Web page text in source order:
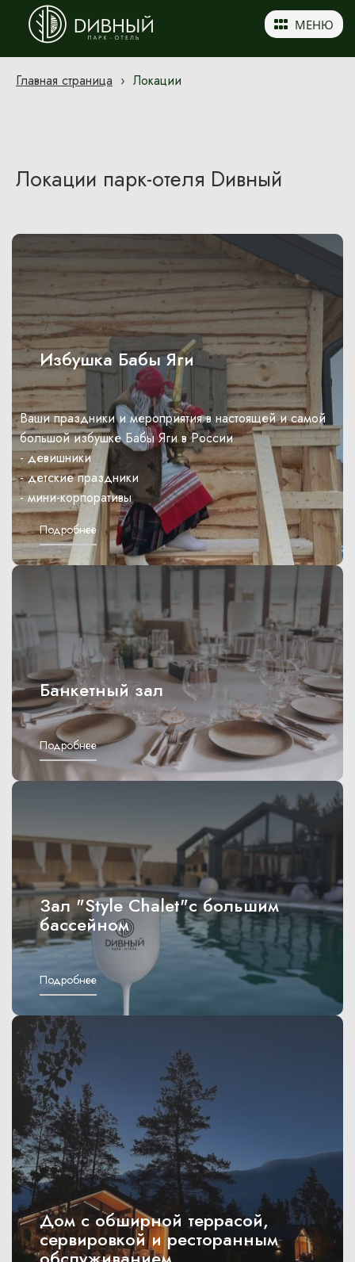
МЕНЮ
Главная страница › Локации
Локации парк-отеля Dивный
Избушка Бабы Яги
Ваши праздники и мероприятия в настоящей и самой
большой избушке Бабы Яги в России
- девишники
- детские праздники
- мини-корпоративы
Подробнее
Банкетный зал
Подробнее
Зал "Style Chalet"с большим
бассейном
Подробнее
Дом с обширной террасой,
сервировкой и ресторанным